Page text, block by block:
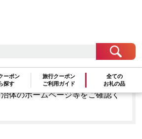
ーポン
探す
旅行クーポン
ご利用ガイド
全ての
お礼の品
ふるぽからお申込みをすること
体のホームページ等をご確認く